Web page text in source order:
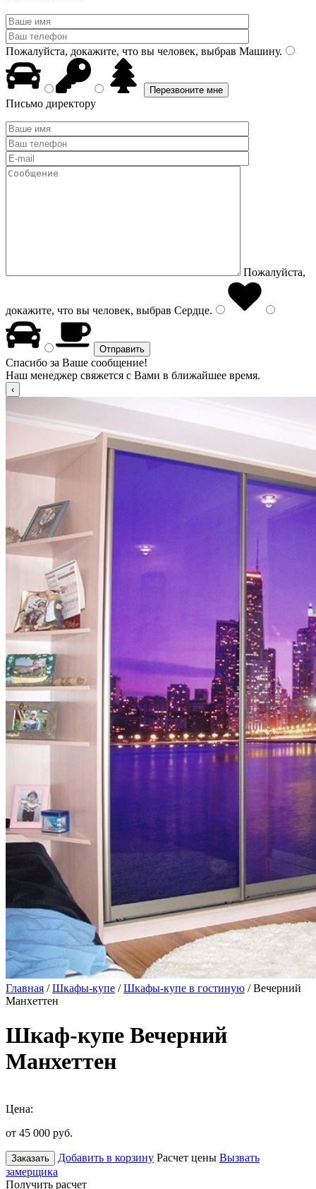
Пожалуйста, докажите, что вы человек, выбрав Машину.
Письмо директору
Пожалуйста,
докажите, что вы человек, выбрав Сердце.
Спасибо за Ваше сообщение!
Наш менеджер свяжется с Вами в ближайшее время.
Главная /Шкафы-купе /Шкафы-купе в гостиную / Вечерний
Манхеттен
Шкаф-купе Вечерний
Манхеттен
Цена:
от 45 000 руб.
Заказать Добавить в корзину Расчет цены Вызвать
замерщика
Получить расчет